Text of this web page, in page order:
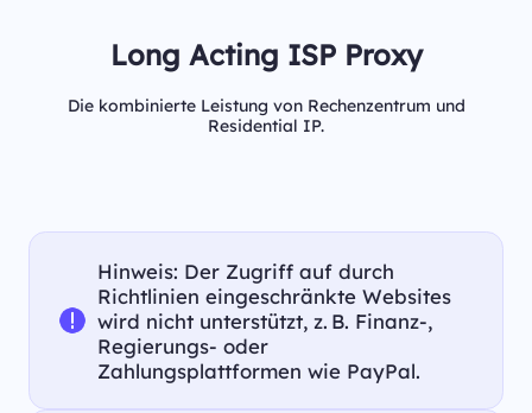
Long Acting ISP Proxy
Die kombinierte Leistung von Rechenzentrum und
Residential IP.
Hinweis: Der Zugriff auf durch
Richtlinien eingeschränkte Websites
wird nicht unterstützt, z. B. Finanz-,
Regierungs- oder
Zahlungsplattformen wie PayPal.